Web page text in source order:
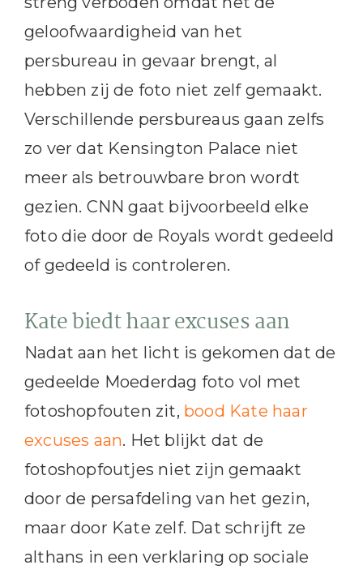
geloofwaardigheid van het
persbureau in gevaar brengt, al
hebben zij de foto niet zelf gemaakt.
Verschillende persbureaus gaan zelfs
zo ver dat Kensington Palace niet
meer als betrouwbare bron wordt
gezien. CNN gaat bijvoorbeeld elke
foto die door de Royals wordt gedeeld
of gedeeld is controleren.
Kate biedt haar excuses aan
Nadat aan het licht is gekomen dat de
gedeelde Moederdag foto vol met
fotoshopfouten zit, bood Kate haar
excuses aan. Het blijkt dat de
fotoshopfoutjes niet zijn gemaakt
door de persafdeling van het gezin,
maar door Kate zelf. Dat schrijft ze
althans in een verklaring op sociale